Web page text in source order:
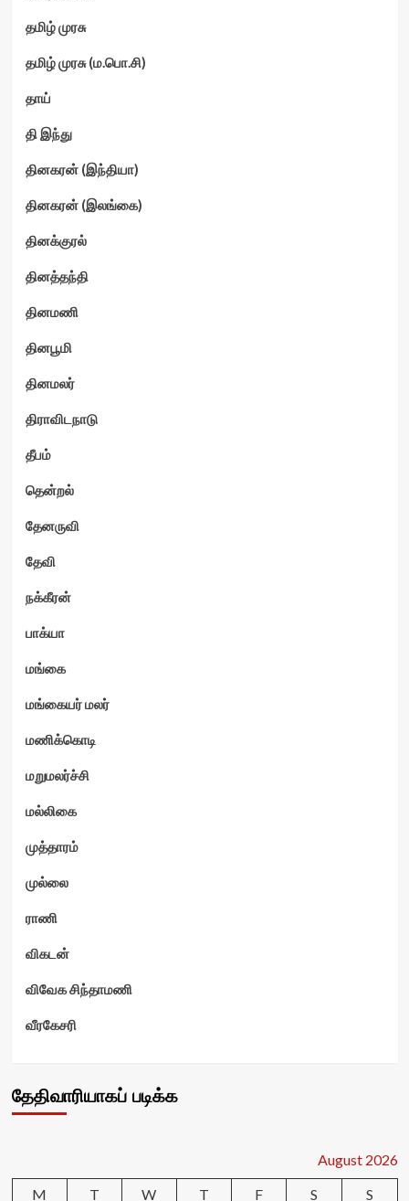
தமிழ் முரசு
தமிழ் முரசு (ம.பொ.சி)
தாய்
தி இந்து
தினகரன் (இந்தியா)
தினகரன் (இலங்கை)
தினக்குரல்
தினத்தந்தி
தினமணி
தினபூமி
தினமலர்
திராவிடநாடு
தீபம்
தென்றல்
தேனருவி
தேவி
நக்கீரன்
பாக்யா
மங்கை
மங்கையர் மலர்
மணிக்கொடி
மறுமலர்ச்சி
மல்லிகை
முத்தாரம்
முல்லை
ராணி
விகடன்
விவேக சிந்தாமணி
வீரகேசரி
தேதிவாரியாகப் படிக்க
August 2026
M
T W T F S S